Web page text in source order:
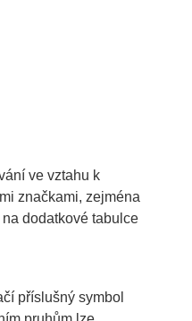
ve vztahu k
značkami, zejména
na dodatkové tabulce
příslušný symbol